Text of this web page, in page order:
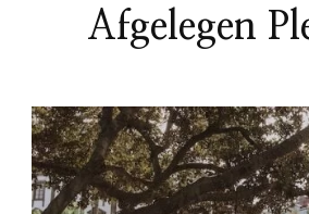
Afgelegen